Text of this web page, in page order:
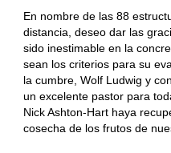
En nombre de las 88
distancia, deseo dar las
sido inestimable en la
sean los criterios para su
la cumbre, Wolf Ludwig y
un excelente pastor para
Nick Ashton-Hart haya
cosecha de los frutos de